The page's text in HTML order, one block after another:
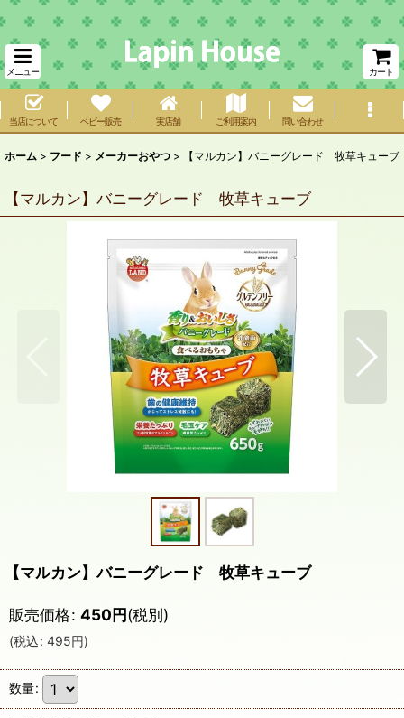
メニュー カート
当店について ベビー販売 実店舗 ご利用案内 問い合わせ
ホーム > フード > メーカーおやつ > 【マルカン】バニーグレード 牧草キューブ
【マルカン】バニーグレード 牧草キューブ
【マルカン】バニーグレード 牧草キューブ
販売価格: 450円(税別)
(税込: 495円)
数量: